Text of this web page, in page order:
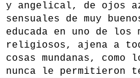
y angelical, de ojos
sensuales de muy
educada en uno de los
religiosos, ajena a
cosas mundanas, como
nunca le permitieron